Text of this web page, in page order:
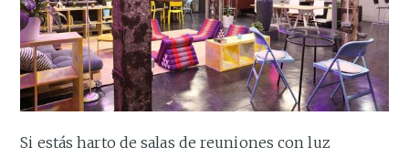
Si estás harto de salas de reuniones con luz